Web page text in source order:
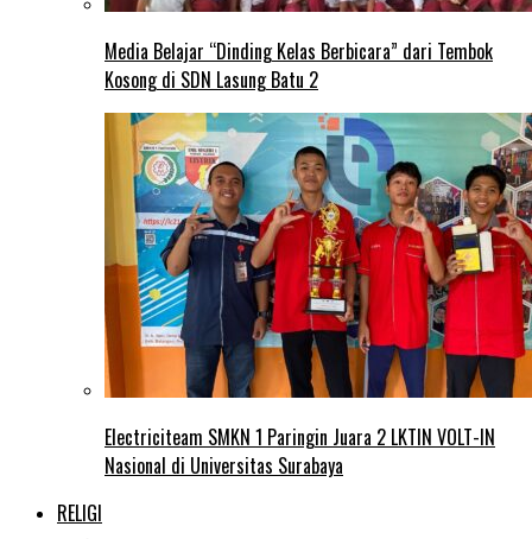
Media Belajar “Dinding Kelas Berbicara” dari Tembok
Kosong di SDN Lasung Batu 2
Electriciteam SMKN 1 Paringin Juara 2 LKTIN VOLT-IN
Nasional di Universitas Surabaya
RELIGI